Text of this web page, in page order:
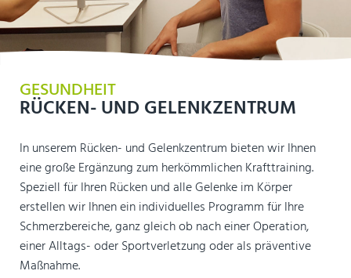
GESUNDHEIT
RÜCKEN- UND GELENKZENTRUM
In unserem Rücken- und Gelenkzentrum bieten wir Ihnen
eine große Ergänzung zum herkömmlichen Krafttraining.
Speziell für Ihren Rücken und alle Gelenke im Körper
erstellen wir Ihnen ein individuelles Programm für Ihre
Schmerzbereiche, ganz gleich ob nach einer Operation,
einer Alltags- oder Sportverletzung oder als präventive
Maßnahme.